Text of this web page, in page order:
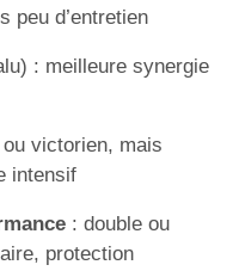
peu d’entretien
: meilleure synergie
victorien, mais
intensif
: double ou
protection